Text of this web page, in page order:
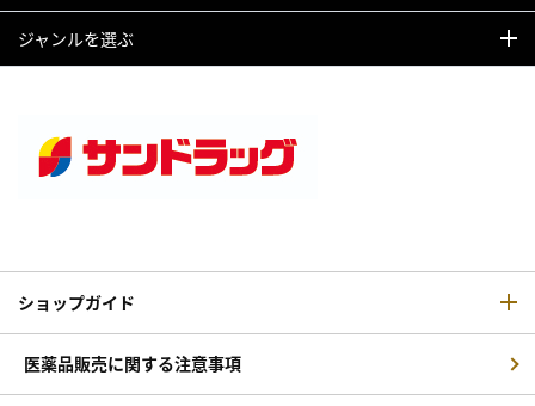
ジャンルを選ぶ
ショップガイド
医薬品販売に関する注意事項